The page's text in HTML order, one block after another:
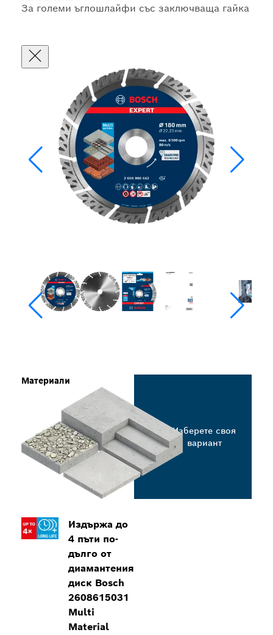
За големи ъглошлайфи със заключваща гайка
Издържа до
4 пъти по-
дълго от
диамантения
диск Bosch
2608615031
Multi
Material
Материали
Изберете своя
вариант